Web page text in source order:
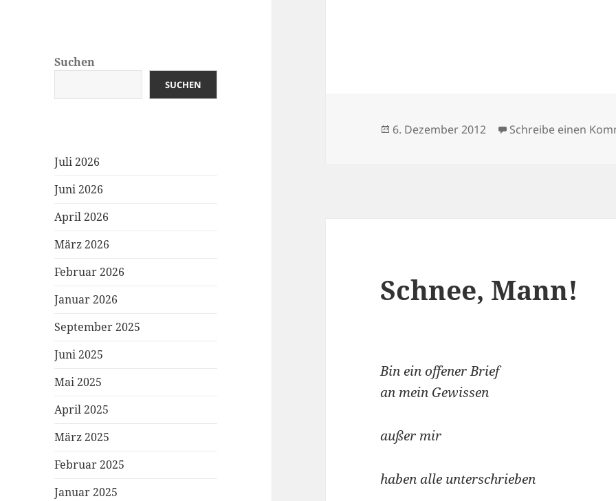
Suchen
SUCHEN
Juli 2026
Juni 2026
April 2026
März 2026
Februar 2026
Januar 2026
September 2025
Juni 2025
Mai 2025
April 2025
März 2025
Februar 2025
Januar 2025
Veröffentlicht
6. Dezember 2012 Schreibe einen
Schnee, Mann!
Bin ein offener Brief
an mein Gewissen
außer mir
haben alle unterschrieben